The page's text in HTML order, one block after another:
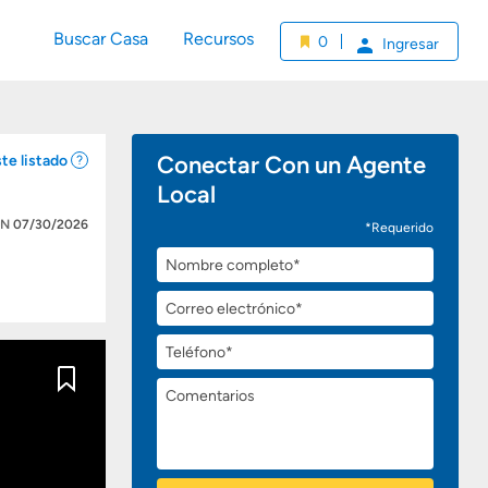
Buscar Casa Recursos 0 Ingresar
listado
07/30/2026
Conectar Con un Agente
Local
*Requerido
Nombre
completo
Correo
electrónico
Teléfono
Comentarios
Guardar